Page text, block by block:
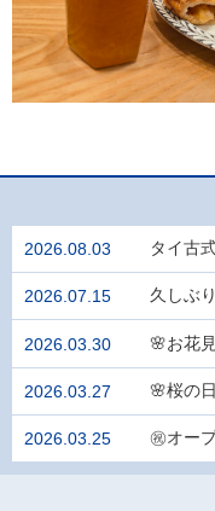
2026.08.03 タイ古
2026.07.15 久しぶ
2026.03.30 🌸お花見
2026.03.27 🌸桜の日
2026.03.25 ㊗️オー